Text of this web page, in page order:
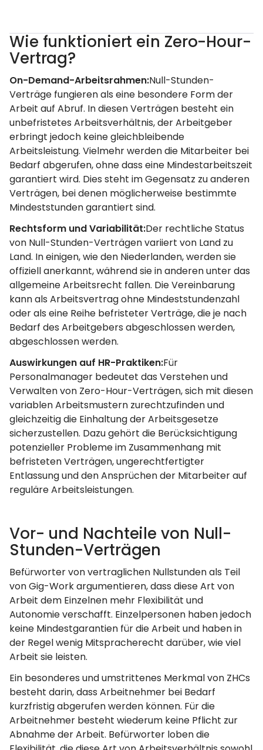
Wie funktioniert ein Zero-Hour-
Vertrag?
On-Demand-Arbeitsrahmen:Null-Stunden-
Verträge fungieren als eine besondere Form der
Arbeit auf Abruf. In diesen Verträgen besteht ein
unbefristetes Arbeitsverhältnis, der Arbeitgeber
erbringt jedoch keine gleichbleibende
Arbeitsleistung. Vielmehr werden die Mitarbeiter bei
Bedarf abgerufen, ohne dass eine Mindestarbeitszeit
garantiert wird. Dies steht im Gegensatz zu anderen
Verträgen, bei denen möglicherweise bestimmte
Mindeststunden garantiert sind.
Rechtsform und Variabilität:Der rechtliche Status
von Null-Stunden-Verträgen variiert von Land zu
Land. In einigen, wie den Niederlanden, werden sie
offiziell anerkannt, während sie in anderen unter das
allgemeine Arbeitsrecht fallen. Die Vereinbarung
kann als Arbeitsvertrag ohne Mindeststundenzahl
oder als eine Reihe befristeter Verträge, die je nach
Bedarf des Arbeitgebers abgeschlossen werden,
abgeschlossen werden.
Auswirkungen auf HR-Praktiken:Für
Personalmanager bedeutet das Verstehen und
Verwalten von Zero-Hour-Verträgen, sich mit diesen
variablen Arbeitsmustern zurechtzufinden und
gleichzeitig die Einhaltung der Arbeitsgesetze
sicherzustellen. Dazu gehört die Berücksichtigung
potenzieller Probleme im Zusammenhang mit
befristeten Verträgen, ungerechtfertigter
Entlassung und den Ansprüchen der Mitarbeiter auf
reguläre Arbeitsleistungen.
Vor- und Nachteile von Null-
Stunden-Verträgen
Befürworter von vertraglichen Nullstunden als Teil
von Gig-Work argumentieren, dass diese Art von
Arbeit dem Einzelnen mehr Flexibilität und
Autonomie verschafft. Einzelpersonen haben jedoch
keine Mindestgarantien für die Arbeit und haben in
der Regel wenig Mitspracherecht darüber, wie viel
Arbeit sie leisten.
Ein besonderes und umstrittenes Merkmal von ZHCs
besteht darin, dass Arbeitnehmer bei Bedarf
kurzfristig abgerufen werden können. Für die
Arbeitnehmer besteht wiederum keine Pflicht zur
Abnahme der Arbeit. Befürworter loben die